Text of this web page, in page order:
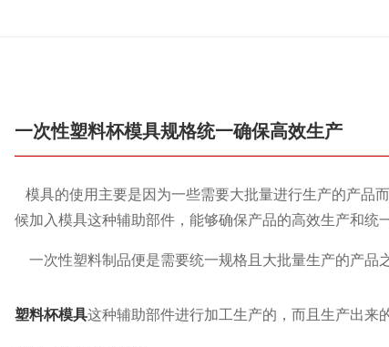
一次性塑料杯模具规格统一确保高效生产
模具的使用主要是因为一些需要大批量进行生产的产品
候加入模具这种辅助部件，能够确保产品的高效生产和统
一次性塑料制品便是需要统一规格且大批量生产的产品
塑料杯模具这种辅助部件进行加工生产的，而且生产出来